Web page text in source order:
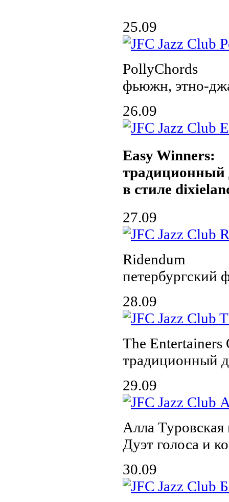
25.09
PollyChords
фьюжн, этно-
26.09
Easy Winners:
традиционный
в стиле
27.09
Ridendum
петербургский
28.09
The Entertainers
традиционный
29.09
Алла
Дуэт голоса и
30.09